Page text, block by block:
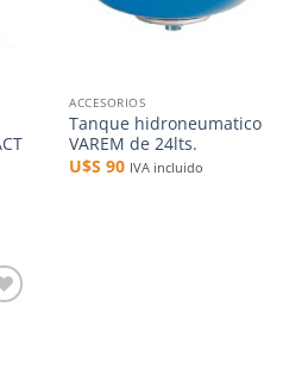
ACCESORIOS
Tanque hidroneumatico
VAREM de 24lts.
U$S90 IVA incluido